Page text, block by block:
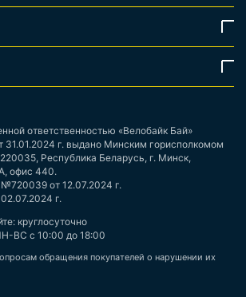
ответственностью «Велобайк Бай»
г. выдано Минским горисполкомом
Республика Беларусь, г. Минск,
офис 440.
от 12.07.2024 г.
г.
круглосуточно
ВС с 10:00 до 18:00
обращения покупателей о нарушении их